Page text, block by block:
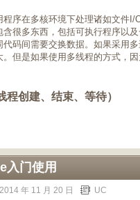
程序在多核环境下处理诸如文件
含很多东西，包括可执行程序以
代码间需要交换数据。如果采用
。但是如果使用多线程的方式，
程创建、结束、等待）
入门使用
2014 年 11 月 20 日 UC